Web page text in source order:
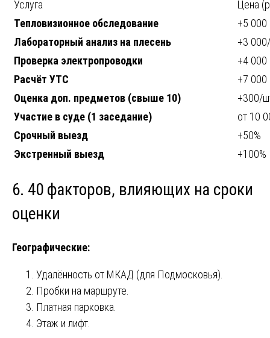
Услуга
Цена
Тепловизионное обследование
+5 000
Лабораторный анализ на плесень
+3
Проверка электропроводки
+4 000
Расчёт УТС
+7 000
Оценка доп. предметов (свыше 10)
+300/
Участие в суде (1 заседание)
от 10
Срочный выезд
+50%
Экстренный выезд
+100%
6. 40 факторов, влияющих на сроки
оценки
Географические:
Удалённость от МКАД (для Подмосковья).
Пробки на маршруте.
Платная парковка.
Этаж и лифт.